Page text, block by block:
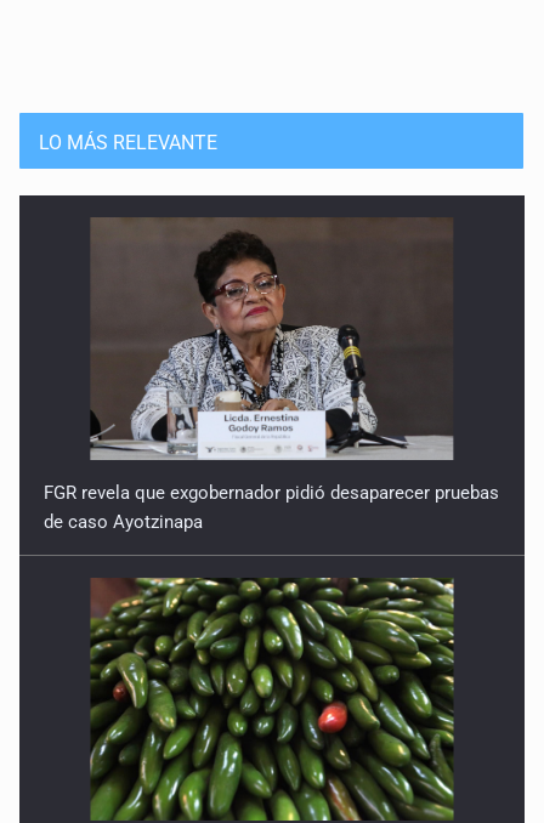
LO MÁS RELEVANTE
FGR revela que exgobernador pidió desaparecer pruebas
de caso Ayotzinapa